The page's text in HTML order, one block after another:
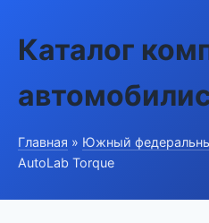
Каталог
Главная » Южный
AutoLab Torque